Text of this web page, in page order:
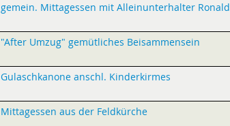
gemein. Mittagessen mit Alleinunterhalter
"After Umzug" gemütliches Beisammensein
Gulaschkanone anschl. Kinderkirmes
Mittagessen aus der Feldkürche